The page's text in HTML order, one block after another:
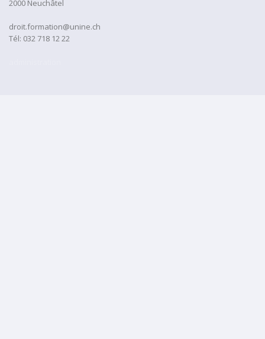
2000 Neuchâtel
droit.formation@unine.ch
Tél: 032 718 12 22